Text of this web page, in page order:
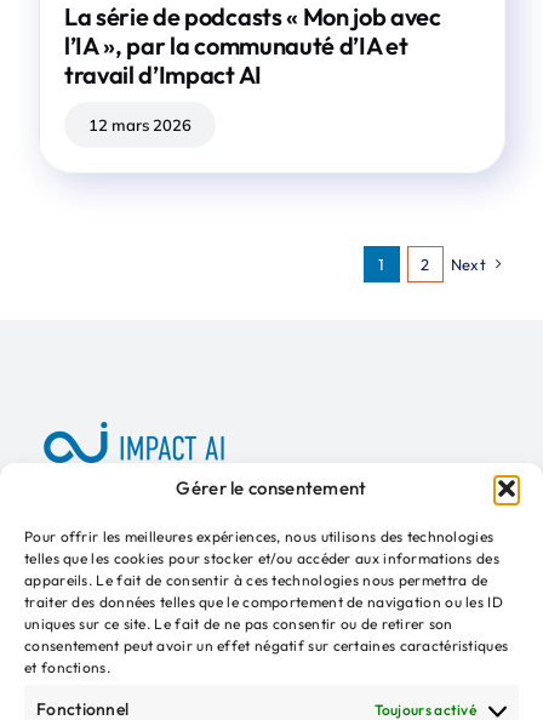
Gérer le consentement
Pour offrir les meilleures expériences, nous utilisons des technologies
telles que les cookies pour stocker et/ou accéder aux informations des
appareils. Le fait de consentir à ces technologies nous permettra de
traiter des données telles que le comportement de navigation ou les ID
uniques sur ce site. Le fait de ne pas consentir ou de retirer son
consentement peut avoir un effet négatif sur certaines caractéristiques
et fonctions.
Fonctionnel Toujours activé
La série de podcasts « Mon job avec
l’IA », par la communauté d’IA et
travail d’Impact AI
12 mars 2026
1 2 Next
Presse Kit média Adhérer
INSCRIPTION NEWSLETTER
Votre